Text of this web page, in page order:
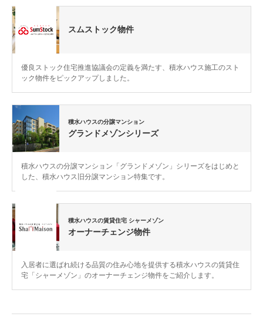
スムストック物件
優良ストック住宅推進協議会の定義を満たす、積水ハウス施工のスト
ック物件をピックアップしました。
積水ハウスの分譲マンション
グランドメゾンシリーズ
積水ハウスの分譲マンション「グランドメゾン」シリーズをはじめと
した、積水ハウス旧分譲マンション特集です。
積水ハウスの賃貸住宅 シャーメゾン
オーナーチェンジ物件
入居者に選ばれ続ける品質の住み心地を提供する積水ハウスの賃貸住
宅「シャーメゾン」のオーナーチェンジ物件をご紹介します。